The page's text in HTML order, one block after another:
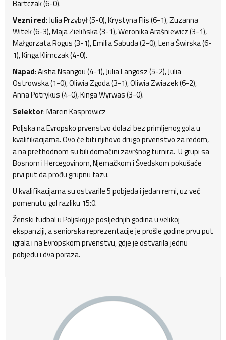
Bartczak (6-0).
Vezni red: Julia Przybył (5-0), Krystyna Flis (6-1), Zuzanna
Witek (6-3), Maja Zielińska (3-1), Weronika Araśniewicz (3-1),
Małgorzata Rogus (3-1), Emilia Sabuda (2-0), Lena Świrska (6-
1), Kinga Klimczak (4-0).
Napad: Aisha Nsangou (4-1), Julia Langosz (5-2), Julia
Ostrowska (1-0), Oliwia Zgoda (3-1), Oliwia Zwiazek (6-2),
Anna Potrykus (4-0), Kinga Wyrwas (3-0).
Selektor: Marcin Kasprowicz
Poljska na Evropsko prvenstvo dolazi bez primljenog gola u
kvalifikacijama. Ovo će biti njihovo drugo prvenstvo za redom,
a na prethodnom su bili domaćini završnog turnira. U grupi sa
Bosnom i Hercegovinom, Njemačkom i Švedskom pokušaće
prvi put da prođu grupnu fazu.
U kvalifikacijama su ostvarile 5 pobjeda i jedan remi, uz već
pomenutu gol razliku 15:0.
Ženski fudbal u Poljskoj je posljednjih godina u velikoj
ekspanziji, a seniorska reprezentacije je prošle godine prvu put
igrala i na Evropskom prvenstvu, gdje je ostvarila jednu
pobjedu i dva poraza.